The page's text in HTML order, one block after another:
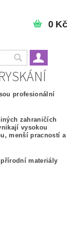
0 Kč
profesionální
zahraničích
vysokou
menší pracností a
materiály